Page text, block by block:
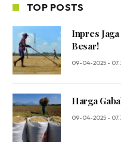
TOP POSTS
Inpres
Besar!
09-04-2025 -
Harga
09-04-2025 -